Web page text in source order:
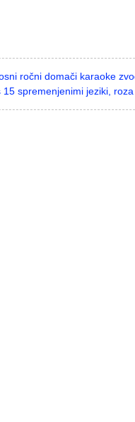
ročni domači karaoke
spremenjenimi jeziki, roza